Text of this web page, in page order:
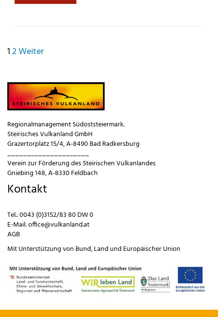
Seitennummerierung
Beiträge
12Weiter
Regionalmanagement Südoststeiermark.
Steirisches Vulkanland GmbH
Grazertorplatz 15/4, A-8490 Bad Radkersburg
_____________________
Verein zur Förderung des Steirischen Vulkanlandes
Gniebing 148, A-8330 Feldbach
Kontakt
Tel.:0043 (0)3152/83 80 DW 0
E-Mail:office@vulkanland.at
AGB
Mit Unterstützung von Bund,Land und Europäischer Union